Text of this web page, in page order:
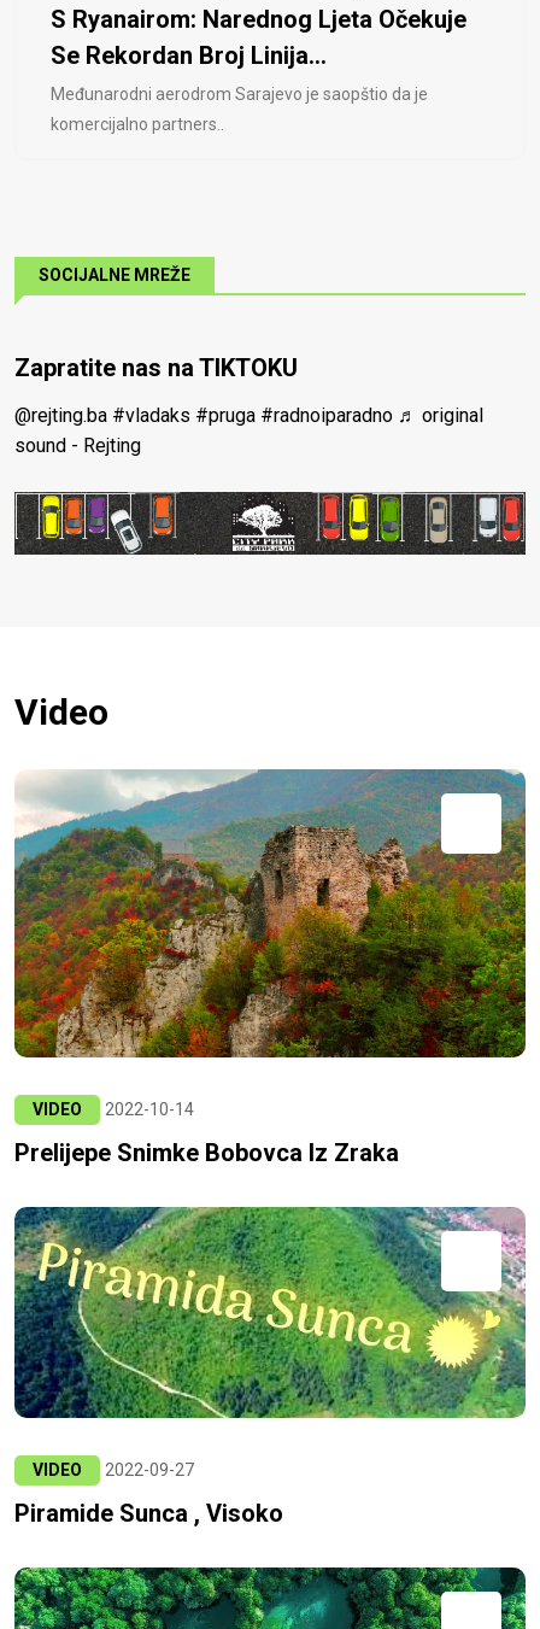
S Ryanairom: Narednog Ljeta Očekuje
Se Rekordan Broj Linija...
Međunarodni aerodrom Sarajevo je saopštio da je
komercijalno partners..
SOCIJALNE MREŽE
Zapratite nas na TIKTOKU
@rejting.ba #vladaks #pruga #radnoiparadno ♬ original
sound - Rejting
Video
VIDEO 2022-10-14
Prelijepe Snimke Bobovca Iz Zraka
VIDEO 2022-09-27
Piramide Sunca , Visoko